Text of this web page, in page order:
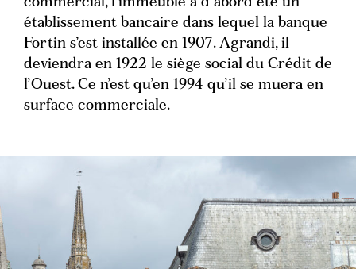
commercial, l’immeuble a d’abord été un
établissement bancaire dans lequel la banque
Fortin s’est installée en 1907. Agrandi, il
deviendra en 1922 le siège social du Crédit de
l’Ouest. Ce n’est qu’en 1994 qu’il se muera en
surface commerciale.